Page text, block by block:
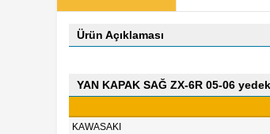
Ürün Açıklaması
YAN KAPAK SAĞ ZX-6R 05-06
KAWASAKI